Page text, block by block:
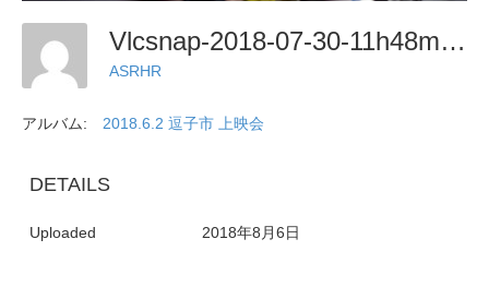
Vlcsnap-2018-07-30-11h48m12s211
ASRHR
アルバム: 2018.6.2 逗子市 上映会
DETAILS
Uploaded 2018年8月6日